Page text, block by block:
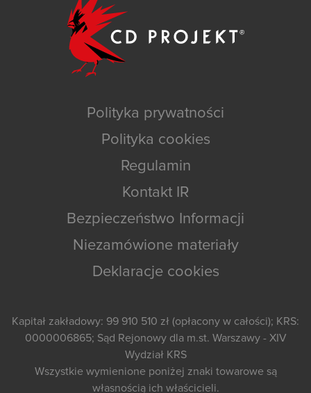
Polityka prywatności
Polityka cookies
Regulamin
Kontakt IR
Bezpieczeństwo Informacji
Niezamówione materiały
Deklaracje cookies
Kapitał zakładowy: 99 910 510 zł (opłacony w całości); KRS:
0000006865; Sąd Rejonowy dla m.st. Warszawy - XIV
Wydział KRS
Wszystkie wymienione poniżej znaki towarowe są
własnością ich właścicieli.